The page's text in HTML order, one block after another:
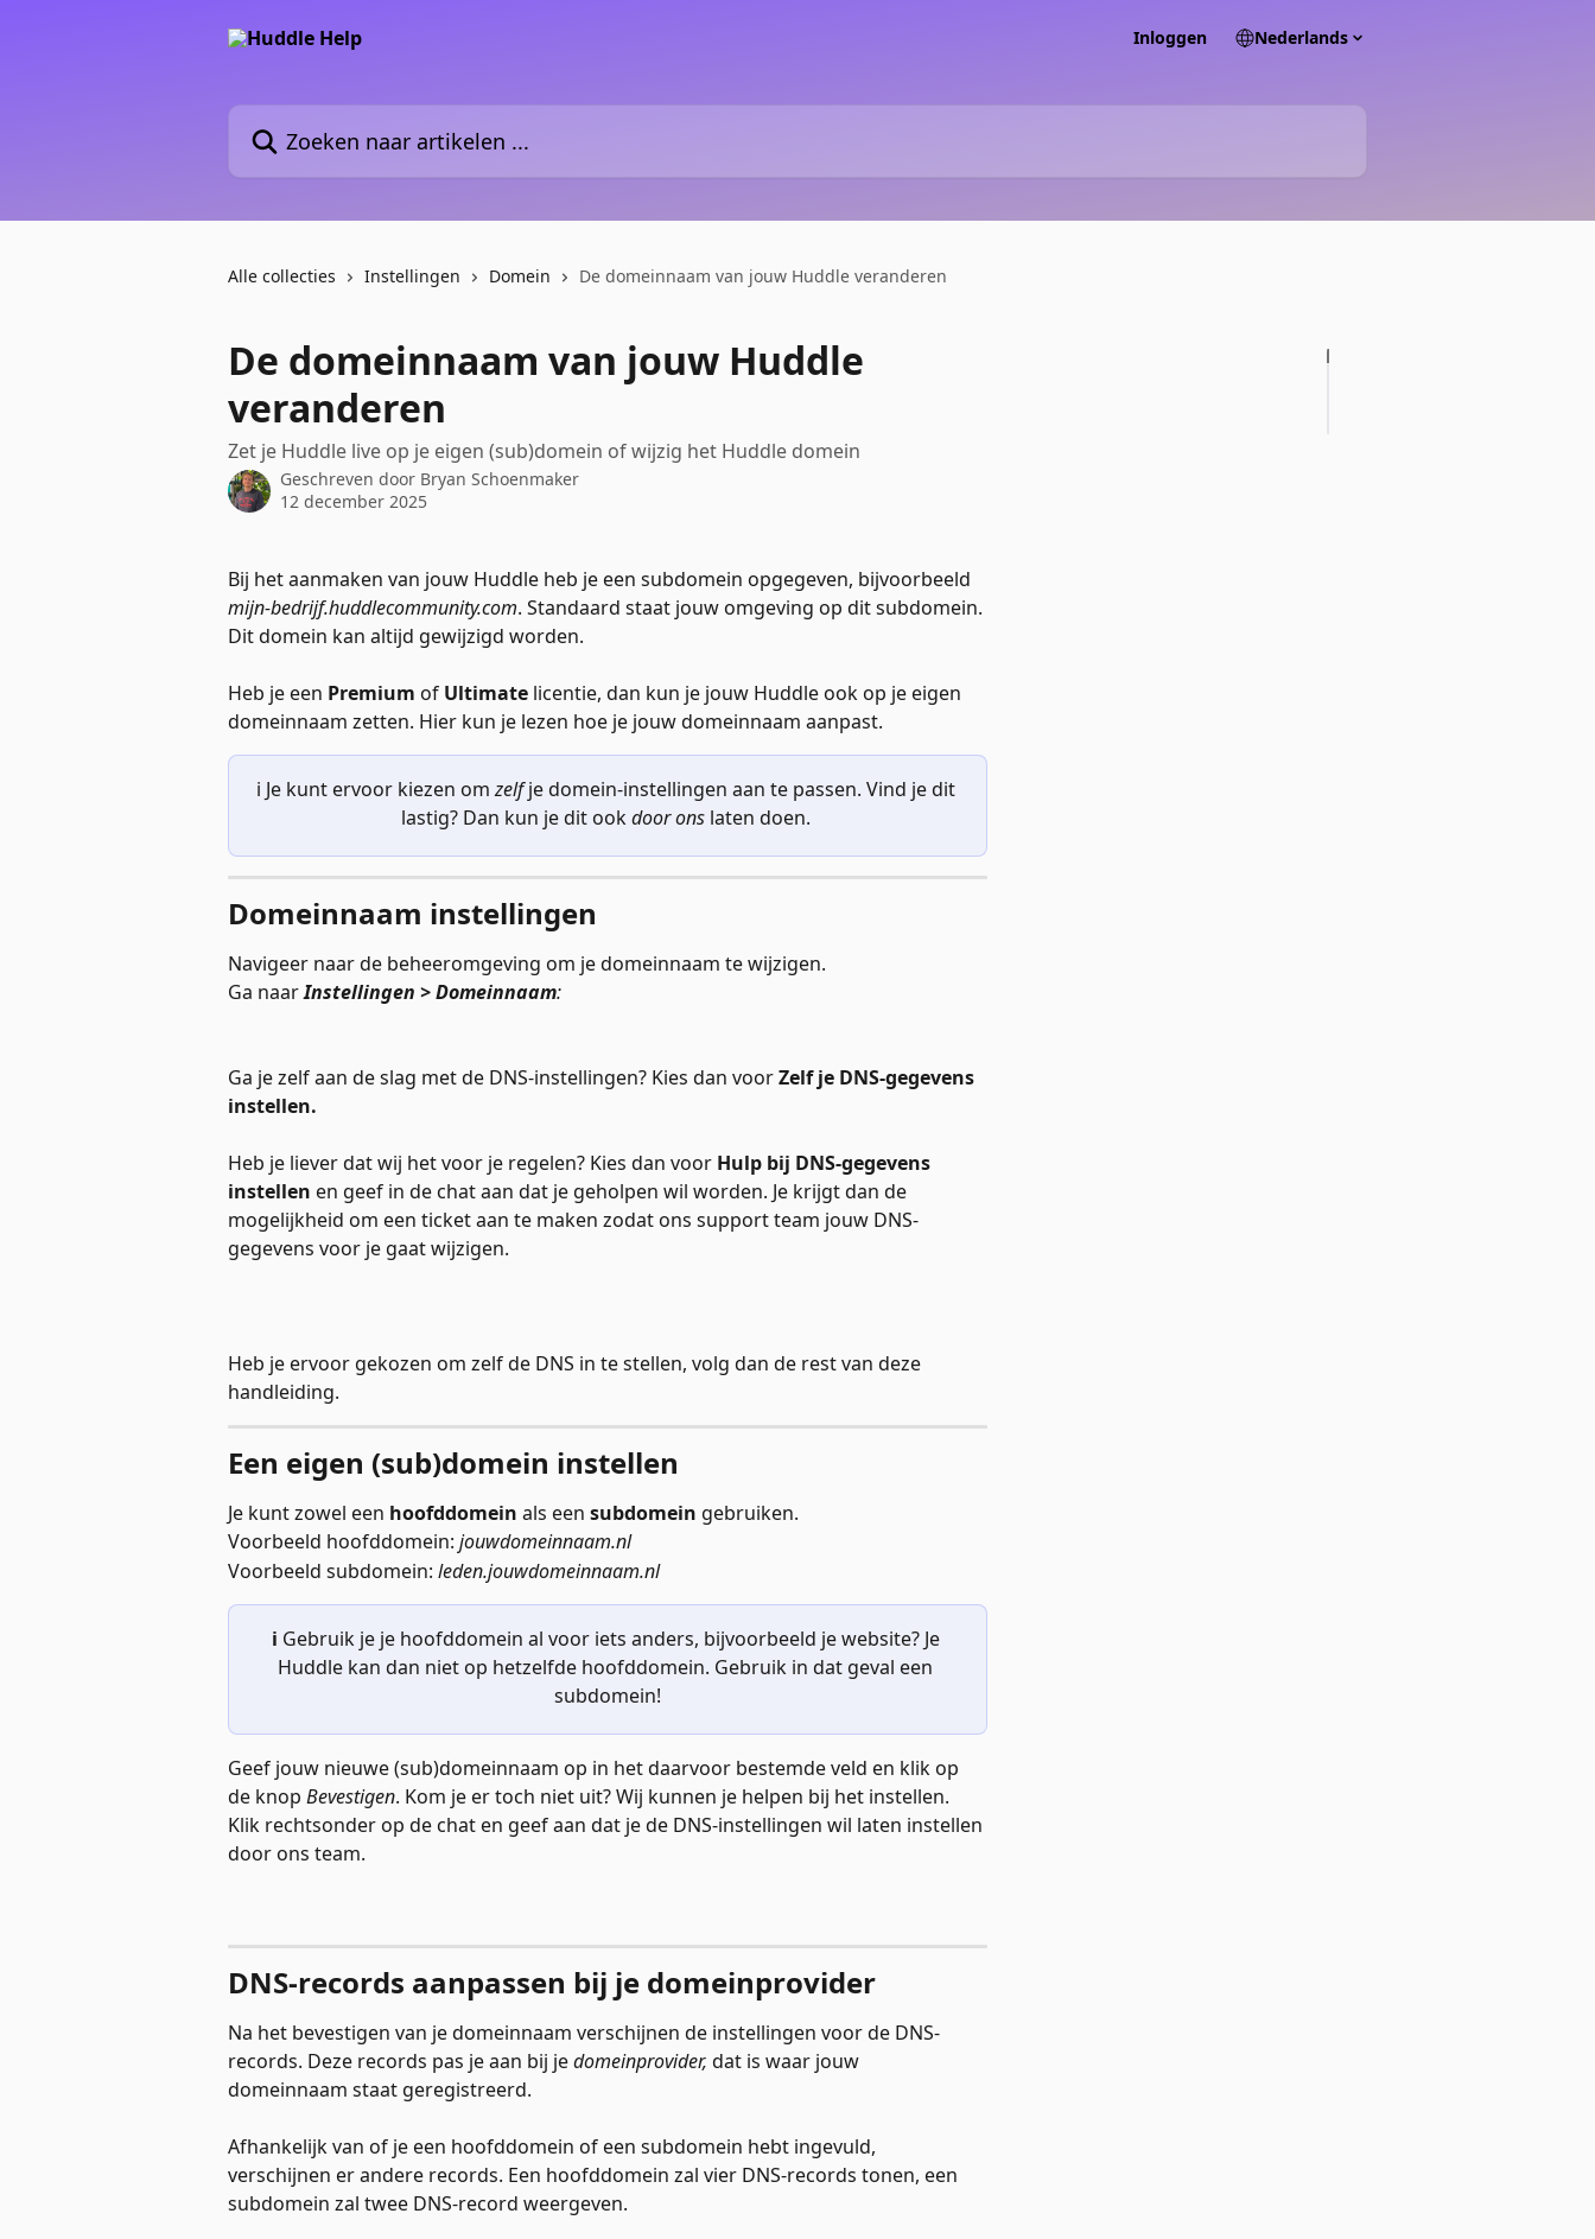
Inloggen Nederlands
Zoeken naar artikelen ...
Alle collecties Instellingen Domein De domeinnaam van jouw Huddle veranderen
De domeinnaam van jouw Huddle
veranderen
Zet je Huddle live op je eigen (sub)domein of wijzig het Huddle domein
Geschreven door Bryan Schoenmaker
12 december 2025
Bij het aanmaken van jouw Huddle heb je een subdomein opgegeven, bijvoorbeeld
mijn-bedrijf.huddlecommunity.com. Standaard staat jouw omgeving op dit subdomein.
Dit domein kan altijd gewijzigd worden.
Heb je een Premium of Ultimate licentie, dan kun je jouw Huddle ook op je eigen
domeinnaam zetten. Hier kun je lezen hoe je jouw domeinnaam aanpast.
ℹ️ Je kunt ervoor kiezen om zelf je domein-instellingen aan te passen. Vind je dit
lastig? Dan kun je dit ook door ons laten doen.
Domeinnaam instellingen
Navigeer naar de beheeromgeving om je domeinnaam te wijzigen.
Ga naarInstellingen >Domeinnaam:
Ga je zelf aan de slag met de DNS-instellingen? Kies dan voor Zelf je DNS-gegevens
instellen.
Heb je liever dat wij het voor je regelen? Kies dan voor Hulp bij DNS-gegevens
instellen en geef in de chat aan dat je geholpen wil worden. Je krijgt dan de
mogelijkheid om een ticket aan te maken zodat ons support team jouw DNS-
gegevens voor je gaat wijzigen.
Heb je ervoor gekozen om zelf de DNS in te stellen, volg dan de rest van deze
handleiding.
Een eigen (sub)domein instellen
Je kunt zowel een hoofddomein als een subdomein gebruiken.
Voorbeeld hoofddomein: jouwdomeinnaam.nl
Voorbeeld subdomein: leden.jouwdomeinnaam.nl
ℹ️ Gebruik je je hoofddomein al voor iets anders, bijvoorbeeld je website? Je
Huddle kan dan niet op hetzelfde hoofddomein. Gebruik in dat geval een
subdomein!
Geef jouw nieuwe (sub)domeinnaam op in het daarvoor bestemde veld en klik op
de knop Bevestigen. Kom je er toch niet uit? Wij kunnen je helpen bij het instellen.
Klik rechtsonder op de chat en geef aan dat je de DNS-instellingen wil laten instellen
door ons team.
DNS-records aanpassen bij je domeinprovider
Na het bevestigen van je domeinnaam verschijnen de instellingen voor de DNS-
records. Deze records pas je aan bij je domeinprovider, dat is waar jouw
domeinnaam staat geregistreerd.
Afhankelijk van of je een hoofddomein of een subdomein hebt ingevuld,
verschijnen er andere records. Een hoofddomein zal vier DNS-records tonen, een
subdomein zal twee DNS-record weergeven.